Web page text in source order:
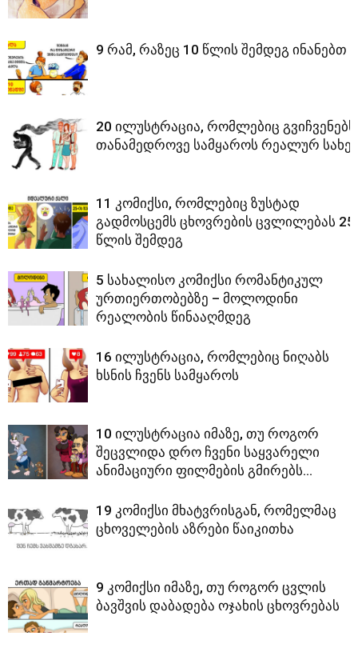
9 რამ, რაზეც 10 წლის შემდეგ ინანებთ
20 ილუსტრაცია, რომლებიც გვიჩვენებს
თანამედროვე სამყაროს რეალურ სახეს
11 კომიქსი, რომლებიც ზუსტად
გადმოსცემს ცხოვრების ცვლილებას 25
წლის შემდეგ
5 სახალისო კომიქსი რომანტიკულ
ურთიერთობებზე – მოლოდინი
რეალობის წინააღმდეგ
16 ილუსტრაცია, რომლებიც ნიღაბს
ხსნის ჩვენს სამყაროს
10 ილუსტრაცია იმაზე, თუ როგორ
შეცვლიდა დრო ჩვენი საყვარელი
ანიმაციური ფილმების გმირებს…
19 კომიქსი მხატვრისგან, რომელმაც
ცხოველების აზრები წაიკითხა
9 კომიქსი იმაზე, თუ როგორ ცვლის
ბავშვის დაბადება ოჯახის ცხოვრებას